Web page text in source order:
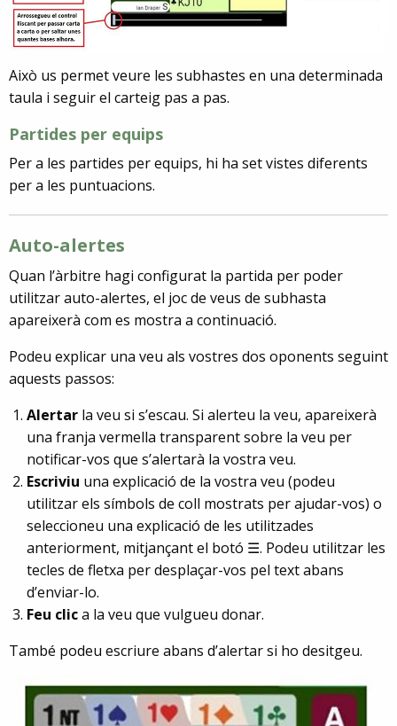
Això us permet veure les subhastes en una determinada
taula i seguir el carteig pas a pas.
Partides per equips
Per a les partides per equips, hi ha set vistes diferents
per a les puntuacions.
Auto-alertes
Quan l’àrbitre hagi configurat la partida per poder
utilitzar auto-alertes, el joc de veus de subhasta
apareixerà com es mostra a continuació.
Podeu explicar una veu als vostres dos oponents seguint
aquests passos:
Alertar la veu si s’escau. Si alerteu la veu, apareixerà
una franja vermella transparent sobre la veu per
notificar-vos que s’alertarà la vostra veu.
Escriviu una explicació de la vostra veu (podeu
utilitzar els símbols de coll mostrats per ajudar-vos) o
seleccioneu una explicació de les utilitzades
anteriorment, mitjançant el botó ☰. Podeu utilitzar les
tecles de fletxa per desplaçar-vos pel text abans
d’enviar-lo.
Feu clica la veu que vulgueu donar.
També podeu escriure abans d’alertar si ho desitgeu.